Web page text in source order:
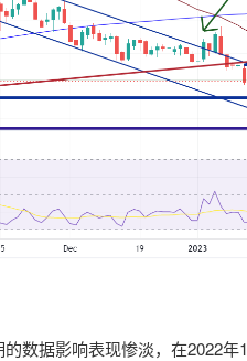
数据影响表现惨淡，在2022年1